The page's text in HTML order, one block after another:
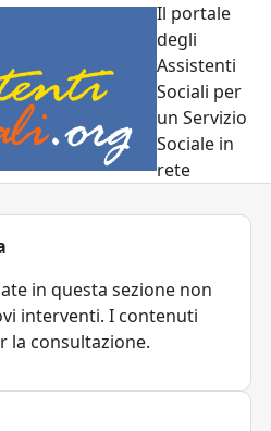
Il portale
degli
Assistenti
Sociali per
un Servizio
Sociale in
rete
in questa sezione non
interventi. I contenuti
la consultazione.